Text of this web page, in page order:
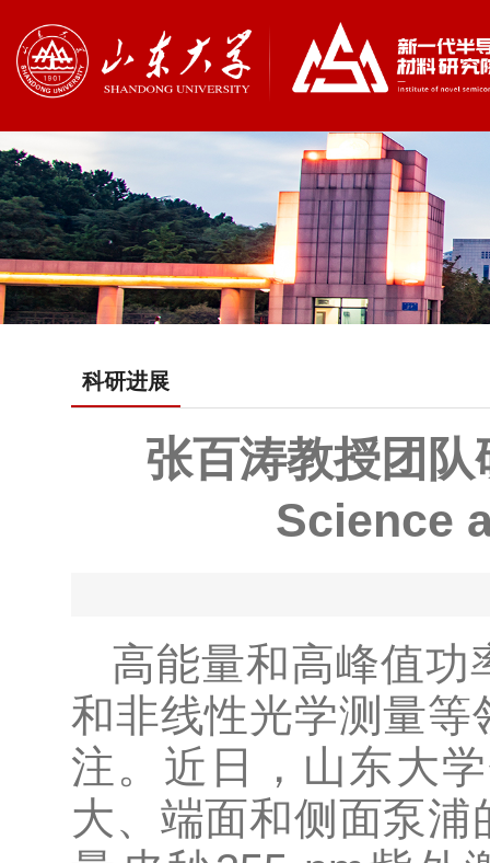
科研进展
张百涛教授团
Science
高能量和高峰值功
和非线性光学测量
注。近日，山东大
大、端面和侧面泵